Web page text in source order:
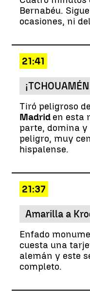
Bernabéu.
ocasiones, ni
21:41
Tiró peligroso
Madrid en esta
parte, domina
peligro, muy
hispalense.
21:37
Amarilla a
Enfado
cuesta una
alemán y este
completo.